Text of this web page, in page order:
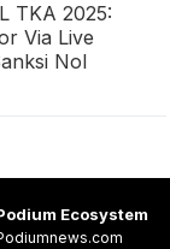
TKA 2025:
Via Live
Nol
Ecosystem